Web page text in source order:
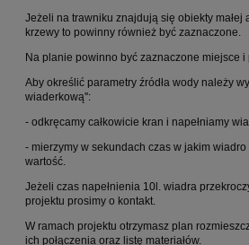
Jeżeli na trawniku znajdują się obiekty małej
krzewy to powinny również być zaznaczone.
Na planie powinno być zaznaczone miejsce i
Aby określić parametry źródła wody należy
wiaderkową'':
- odkręcamy całkowicie kran i napełniamy
- mierzymy w sekundach czas w jakim wiadro
wartość.
Jeżeli czas napełnienia 10l. wiadra
projektu prosimy o kontakt.
W ramach projektu otrzymasz plan
ich połączenia oraz listę materiałów.